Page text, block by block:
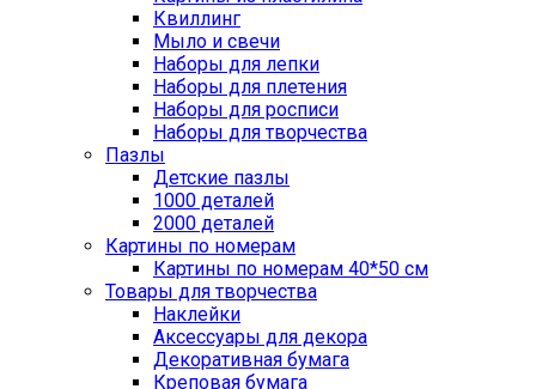
Квиллинг
Мыло и свечи
Наборы для лепки
Наборы для плетения
Наборы для росписи
Наборы для творчества
Пазлы
Детские пазлы
1000 деталей
2000 деталей
Картины по номерам
Картины по номерам 40*50 см
Товары для творчества
Наклейки
Аксессуары для декора
Декоративная бумага
Креповая бумага